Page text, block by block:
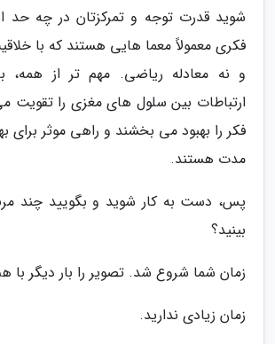
شوید قدرت توجه و تمرکزتان در چه
فکری معمولاً معما هایی هستند که با
و نه معادله ریاضی. مهم تر از همه،
ارتباطات بین سلول های مغزی را تقویت
فکر را بهبود می بخشند و راهی موثر برای
مدت هستند.
پس، دست به کار شوید و بگویید چند
بینید؟
زمان شما شروع شد. تصویر را بار دیگر با
زمان زیادی ندارید.